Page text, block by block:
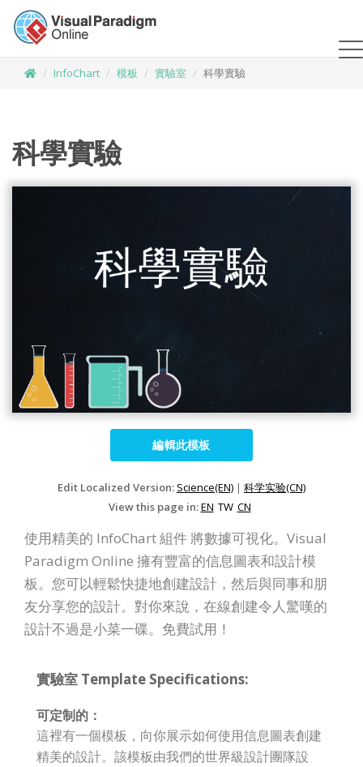
InfoChart 模板 實驗室 科學實驗
科學實驗
編輯此模板
Edit Localized Version: Science(EN) | 科学实验(CN)
View this page in:EN TW CN
使用精美的 InfoChart 組件 將數據可視化。Visual
Paradigm Online 擁有豐富的信息圖表和設計模
板。您可以輕鬆快捷地創建設計，然后與同事和朋
友分享您的設計。對你來說，在線創建令人驚嘆的
設計不過是小菜一碟。免費試用！
實驗室 Template Specifications:
可定制的：
這裡有一個模板，向你展示如何使用信息圖表創建
精美的設計。該模板由我們的世界級設計團隊設